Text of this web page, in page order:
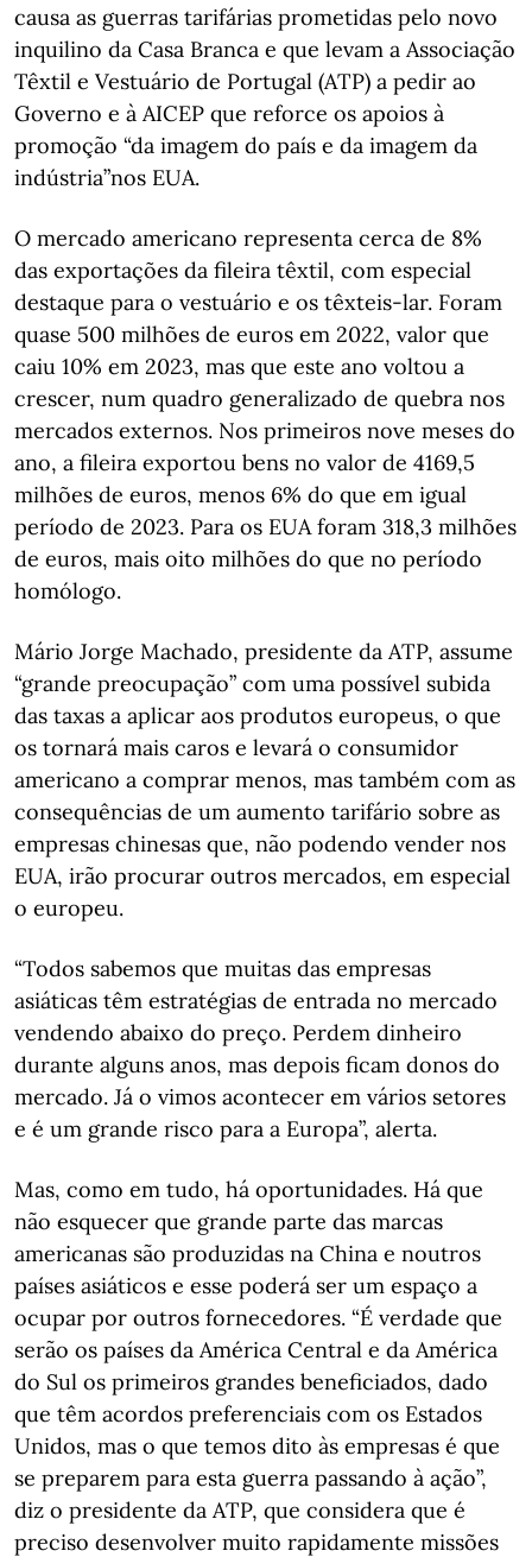
causa as guerras tarifárias prometidas pelo novo
inquilino da Casa Branca e que levam a Associação
Têxtil e Vestuário de Portugal (ATP) a pedir ao
Governo e à AICEP que reforce os apoios à
promoção “da imagem do país e da imagem da
indústria”nos EUA.
O mercado americano representa cerca de 8%
das exportações da fileira têxtil, com especial
destaque para o vestuário e os têxteis-lar. Foram
quase 500 milhões de euros em 2022, valor que
caiu 10% em 2023, mas que este ano voltou a
crescer, num quadro generalizado de quebra nos
mercados externos. Nos primeiros nove meses do
ano, a fileira exportou bens no valor de 4169,5
milhões de euros, menos 6% do que em igual
período de 2023. Para os EUA foram 318,3 milhões
de euros, mais oito milhões do que no período
homólogo.
Mário Jorge Machado, presidente da ATP, assume
“grande preocupação” com uma possível subida
das taxas a aplicar aos produtos europeus, o que
os tornará mais caros e levará o consumidor
americano a comprar menos, mas também com as
consequências de um aumento tarifário sobre as
empresas chinesas que, não podendo vender nos
EUA, irão procurar outros mercados, em especial
o europeu.
“Todos sabemos que muitas das empresas
asiáticas têm estratégias de entrada no mercado
vendendo abaixo do preço. Perdem dinheiro
durante alguns anos, mas depois ficam donos do
mercado. Já o vimos acontecer em vários setores
e é um grande risco para a Europa”, alerta.
Mas, como em tudo, há oportunidades. Há que
não esquecer que grande parte das marcas
americanas são produzidas na China e noutros
países asiáticos e esse poderá ser um espaço a
ocupar por outros fornecedores. “É verdade que
serão os países da América Central e da América
do Sul os primeiros grandes beneficiados, dado
que têm acordos preferenciais com os Estados
Unidos, mas o que temos dito às empresas é que
se preparem para esta guerra passando à ação”,
diz o presidente da ATP, que considera que é
preciso desenvolver muito rapidamente missões